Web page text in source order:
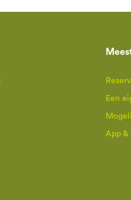
Een
App &